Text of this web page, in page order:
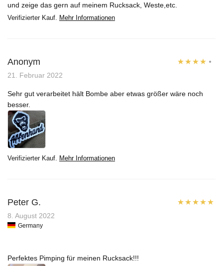
und zeige das gern auf meinem Rucksack, Weste,etc.
Verifizierter Kauf. Mehr Informationen
Anonym
21. Februar 2022
Sehr gut verarbeitet hält Bombe aber etwas größer wäre noch
besser.
Verifizierter Kauf. Mehr Informationen
Peter G.
8. August 2022
Germany
Perfektes Pimping für meinen Rucksack!!!